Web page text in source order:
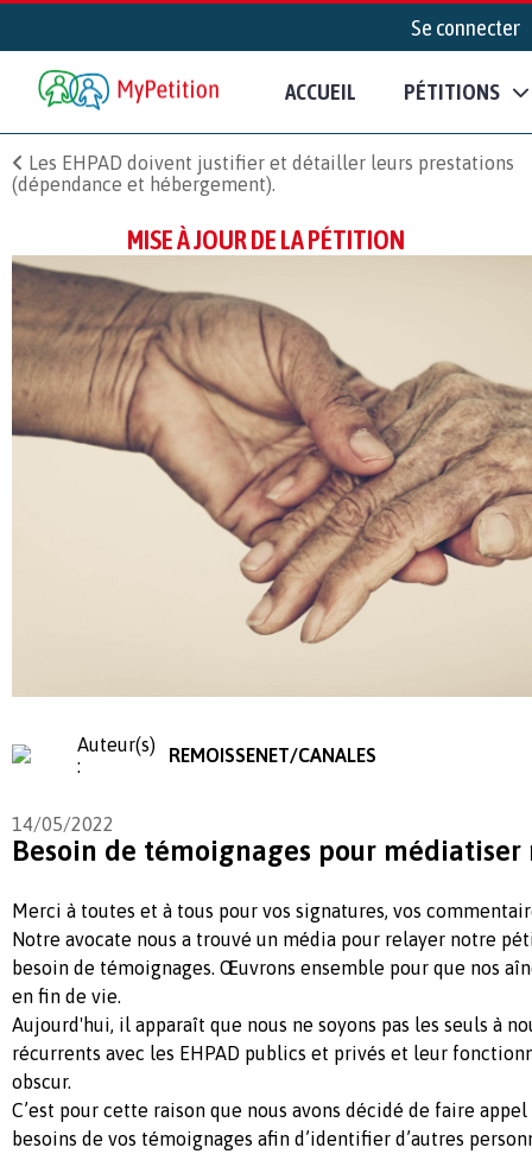
Se connecter
ACCUEIL PÉTITIONS
Les EHPAD doivent justifier et détailler leurs prestations
(dépendance et hébergement).
MISE À JOUR DE LA PÉTITION
Auteur(s)
:
REMOISSENET/CANALES
14/05/2022
Besoin de témoignages pour
Merci à toutes et à tous pour vos signatures, vos
Notre avocate nous a trouvé un média pour relayer notre
besoin de témoignages. Œuvrons ensemble pour que nos
en fin de vie.
Aujourd'hui, il apparaît que nous ne soyons pas les seuls à
récurrents avec les EHPAD publics et privés et leur
obscur.
C’est pour cette raison que nous avons décidé de faire appel
besoins de vos témoignages afin d’identifier d’autres